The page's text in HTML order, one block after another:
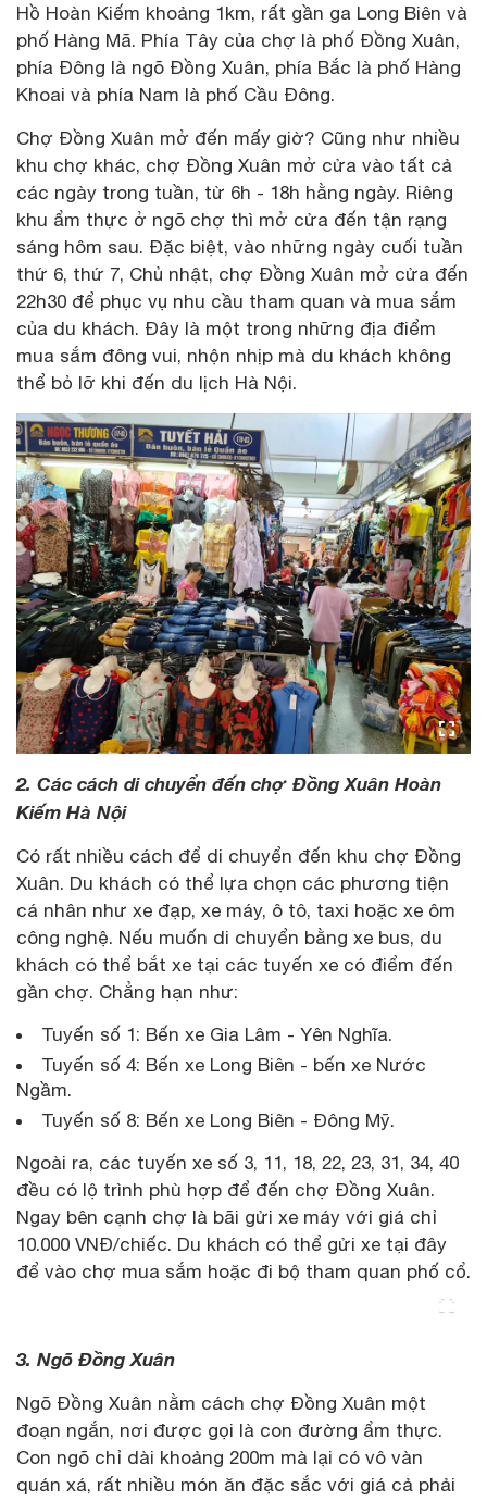
Hồ Hoàn Kiếm khoảng 1km, rất gần ga Long Biên và
phố Hàng Mã. Phía Tây của chợ là phố Đồng Xuân,
phía Đông là ngõ Đồng Xuân, phía Bắc là phố Hàng
Khoai và phía Nam là phố Cầu Đông.
Chợ Đồng Xuân mở đến mấy giờ? Cũng như nhiều
khu chợ khác, chợ Đồng Xuân mở cửa vào tất cả
các ngày trong tuần, từ 6h - 18h hằng ngày. Riêng
khu ẩm thực ở ngõ chợ thì mở cửa đến tận rạng
sáng hôm sau. Đặc biệt, vào những ngày cuối tuần
thứ 6, thứ 7, Chủ nhật, chợ Đồng Xuân mở cửa đến
22h30 để phục vụ nhu cầu tham quan và mua sắm
của du khách. Đây là một trong những địa điểm
mua sắm đông vui, nhộn nhịp mà du khách không
thể bỏ lỡ khi đến du lịch Hà Nội.
2. Các cách di chuyển đến chợ Đồng Xuân Hoàn
Kiếm Hà Nội
Có rất nhiều cách để di chuyển đến khu chợ Đồng
Xuân. Du khách có thể lựa chọn các phương tiện
cá nhân như xe đạp, xe máy, ô tô, taxi hoặc xe ôm
công nghệ. Nếu muốn di chuyển bằng xe bus, du
khách có thể bắt xe tại các tuyến xe có điểm đến
gần chợ. Chẳng hạn như:
Tuyến số 1: Bến xe Gia Lâm - Yên Nghĩa.
Tuyến số 4: Bến xe Long Biên - bến xe Nước
Ngầm.
Tuyến số 8: Bến xe Long Biên - Đông Mỹ.
Ngoài ra, các tuyến xe số 3, 11, 18, 22, 23, 31, 34, 40
đều có lộ trình phù hợp để đến chợ Đồng Xuân.
Ngay bên cạnh chợ là bãi gửi xe máy với giá chỉ
10.000 VNĐ/chiếc. Du khách có thể gửi xe tại đây
để vào chợ mua sắm hoặc đi bộ tham quan phố cổ.
3. Ngõ Đồng Xuân
Ngõ Đồng Xuân nằm cách chợ Đồng Xuân một
đoạn ngắn, nơi được gọi là con đường ẩm thực.
Con ngõ chỉ dài khoảng 200m mà lại có vô vàn
quán xá, rất nhiều món ăn đặc sắc với giá cả phải